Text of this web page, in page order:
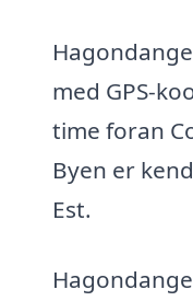
med GPS-
time foran
Byen er
Est.